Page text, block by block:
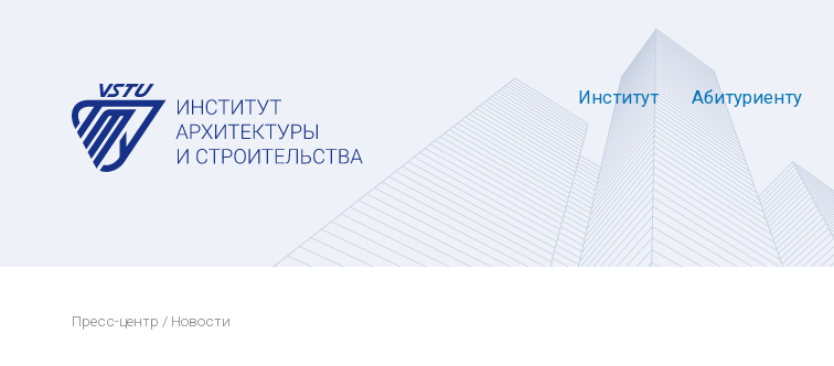
Институт Абитуриенту
Пресс-центр / Новости